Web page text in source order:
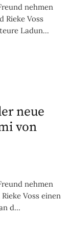
nehmen
Rieke Voss
Ladun...
neue
von
nehmen
Voss einen
d...